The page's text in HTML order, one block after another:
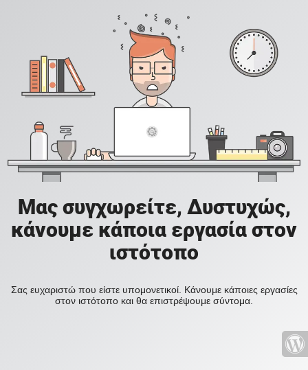
Μας συγχωρείτε, Δυστυχώς,
κάνουμε κάποια εργασία στον
ιστότοπο
Σας ευχαριστώ που είστε υπομονετικοί. Κάνουμε κάποιες εργασίες
στον ιστότοπο και θα επιστρέψουμε σύντομα.